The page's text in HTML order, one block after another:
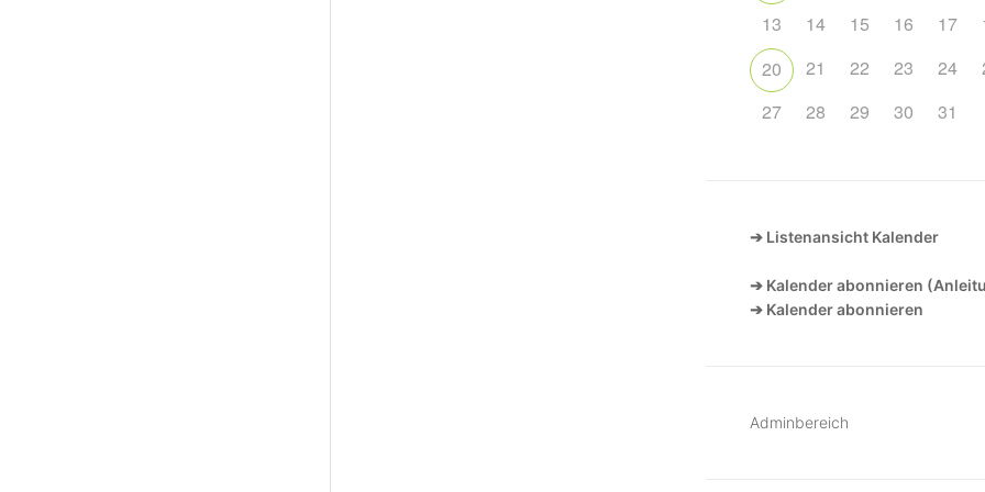
13
14 15 16 17
20
21 22 23 24
27
28 29 30 31
➔ Listenansicht Kalender
➔ Kalender abonnieren
➔ Kalender abonnieren
Adminbereich